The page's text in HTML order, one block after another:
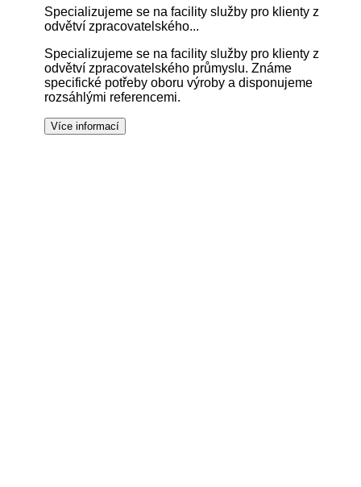
Specializujeme se na facility služby pro klienty z
odvětví zpracovatelského...
Specializujeme se na facility služby pro klienty z
odvětví zpracovatelského průmyslu. Známe
specifické potřeby oboru výroby a disponujeme
rozsáhlými referencemi.